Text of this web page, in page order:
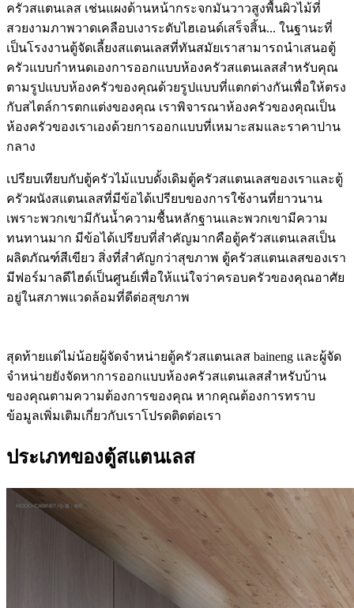
ครัวสแตนเลส เช่นแผงด้านหน้ากระจกมันวาวสูงพื้นผิวไม้ที่
สวยงามภาพวาดเคลือบเงาระดับไฮเอนด์เสร็จสิ้น... ในฐานะที่
เป็นโรงงานตู้จัดเลี้ยงสแตนเลสที่ทันสมัยเราสามารถนำเสนอตู้
ครัวแบบกำหนดเองการออกแบบห้องครัวสแตนเลสสำหรับคุณ
ตามรูปแบบห้องครัวของคุณด้วยรูปแบบที่แตกต่างกันเพื่อให้ตรง
กับสไตล์การตกแต่งของคุณ เราพิจารณาห้องครัวของคุณเป็น
ห้องครัวของเราเองด้วยการออกแบบที่เหมาะสมและราคาปาน
กลาง
เปรียบเทียบกับตู้ครัวไม้แบบดั้งเดิมตู้ครัวสแตนเลสของเราและตู้
ครัวผนังสแตนเลสที่มีข้อได้เปรียบของการใช้งานที่ยาวนาน
เพราะพวกเขามีกันน้ำความชื้นหลักฐานและพวกเขามีความ
ทนทานมาก มีข้อได้เปรียบที่สำคัญมากคือตู้ครัวสแตนเลสเป็น
ผลิตภัณฑ์สีเขียว สิ่งที่สำคัญกว่าสุขภาพ ตู้ครัวสแตนเลสของเรา
มีฟอร์มาลดีไฮด์เป็นศูนย์เพื่อให้แน่ใจว่าครอบครัวของคุณอาศัย
อยู่ในสภาพแวดล้อมที่ดีต่อสุขภาพ
สุดท้ายแต่ไม่น้อยผู้จัดจำหน่ายตู้ครัวสแตนเลส baineng และผู้จัด
จำหน่ายยังจัดหาการออกแบบห้องครัวสแตนเลสสำหรับบ้าน
ของคุณตามความต้องการของคุณ หากคุณต้องการทราบ
ข้อมูลเพิ่มเติมเกี่ยวกับเราโปรดติดต่อเรา
ประเภทของตู้สแตนเลส